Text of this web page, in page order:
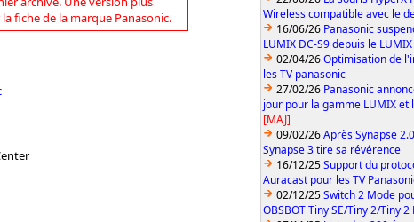
fiche de la marque Panasonic.
Wireless compatible avec le
16/06/26 Panasonic
LUMIX DC-S9 depuis le
02/04/26Optimisation de
les TV panasonic
27/02/26 Panasonic
jour pour la gamme LUMIX et
[MAJ]
09/02/26Après Synapse
Synapse 3 tire sa révérence
16/12/25Support du
Auracast pour les TV
02/12/25Switch 2 Mode
OBSBOT Tiny SE/Tiny 2/Tiny 2